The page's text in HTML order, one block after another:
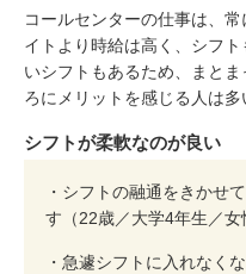
コールセンターの仕事は、
イトより時給は高く、シフ
いシフトもあるため、まと
ろにメリットを感じる人は多
シフトが柔軟なのが良い
・シフトの融通をきかせ
す（22歳／大学4年生／女
・急遽シフトに入れなく